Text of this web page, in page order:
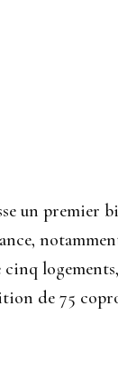
un premier
cinq
de 75